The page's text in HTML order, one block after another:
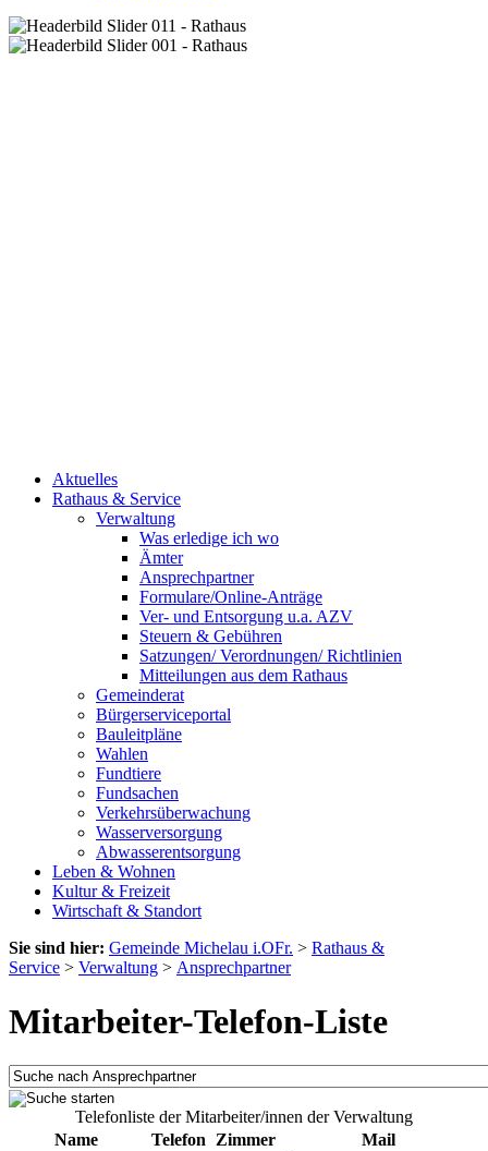
Aktuelles
Rathaus & Service
Verwaltung
Was erledige ich wo
Ämter
Ansprechpartner
Formulare/Online-Anträge
Ver- und Entsorgung u.a. AZV
Steuern & Gebühren
Satzungen/ Verordnungen/ Richtlinien
Mitteilungen aus dem Rathaus
Gemeinderat
Bürgerserviceportal
Bauleitpläne
Wahlen
Fundtiere
Fundsachen
Verkehrsüberwachung
Wasserversorgung
Abwasserentsorgung
Leben & Wohnen
Kultur & Freizeit
Wirtschaft & Standort
Sie sind hier: Gemeinde Michelau i.OFr. > Rathaus &
Service > Verwaltung > Ansprechpartner
Mitarbeiter-Telefon-Liste
Telefonliste der Mitarbeiter/innen der Verwaltung
Name
Telefon Zimmer Mail